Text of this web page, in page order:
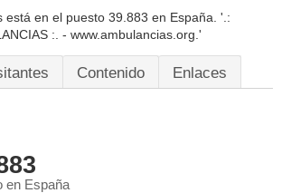
está en el puesto 39.883 en España. '.:
:. - www.ambulancias.org.'
Contenido
Enlaces
en España